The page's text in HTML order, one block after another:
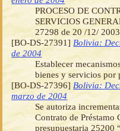
PROCESO DE
SERVICIOS
27298 de 20 /12/
[BO-DS-27391] Bolivia:
de 2004
Establecer
bienes y servicios por
[BO-DS-27396] Bolivia:
marzo de 2004
Se autoriza
Contrato de Préstamo
presupuestaria 25200